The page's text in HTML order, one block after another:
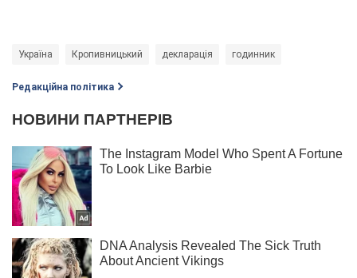
Україна Кропивницький декларація годинник
Редакційна політика